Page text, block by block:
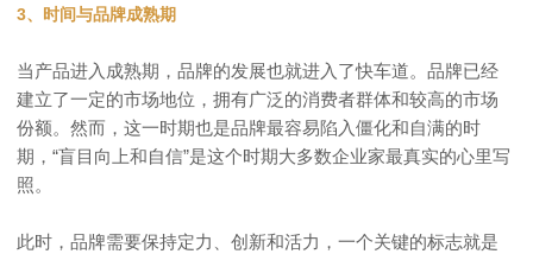
3、时间与品牌成熟期
当产品进入成熟期，品牌的发展也就进入了快车道。品牌已经
建立了一定的市场地位，拥有广泛的消费者群体和较高的市场
份额。然而，这一时期也是品牌最容易陷入僵化和自满的时
期，“盲目向上和自信”是这个时期大多数企业家最真实的心里写
照。
此时，品牌需要保持定力、创新和活力，一个关键的标志就是